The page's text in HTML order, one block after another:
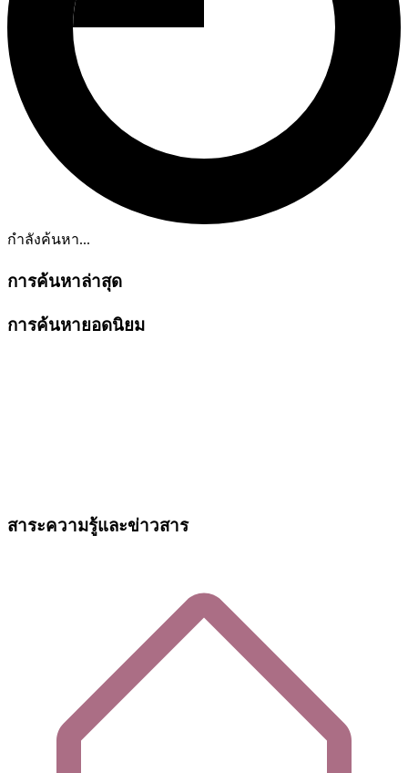
กำลังค้นหา...
การค้นหาล่าสุด
การค้นหายอดนิยม
สาระความรู้และข่าวสาร